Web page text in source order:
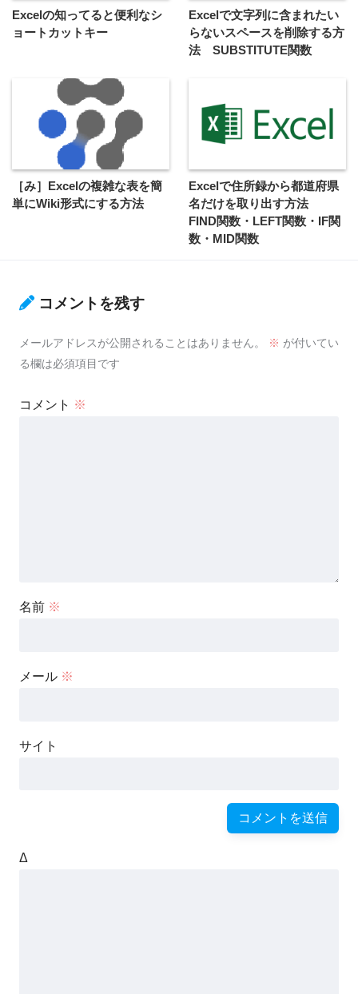
Excelの知ってると便利なシ
ョートカットキー
Excelで文字列に含まれたい
らないスペースを削除する方
法 SUBSTITUTE関数
［み］Excelの複雑な表を簡
単にWiki形式にする方法
Excelで住所録から都道府県
名だけを取り出す方法
FIND関数・LEFT関数・IF関
数・MID関数
コメントを残す
メールアドレスが公開されることはありません。 ※ が付いてい
る欄は必須項目です
コメント ※
名前 ※
メール ※
サイト
Δ